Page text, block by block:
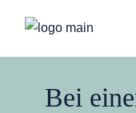
Bei